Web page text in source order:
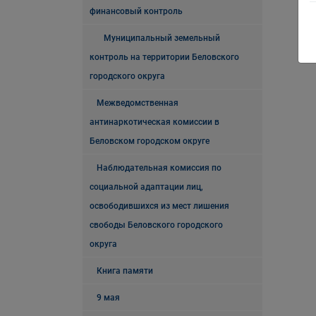
финансовый контроль
Муниципальный земельный
контроль на территории Беловского
городского округа
Межведомственная
антинаркотическая комиссии в
Беловском городском округе
Наблюдательная комиссия по
социальной адаптации лиц,
освободившихся из мест лишения
свободы Беловского городского
округа
Книга памяти
9 мая